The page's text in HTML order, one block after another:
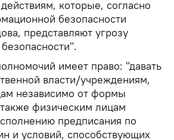
которые, согласно
безопасности
представляют угрозу
имеет право: "давать
власти/учреждениям,
независимо от формы
физическим лицам
предписания по
и условий, способствующих